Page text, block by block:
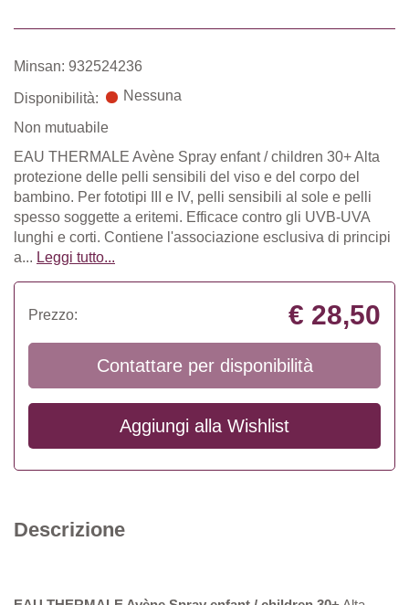
Minsan: 932524236
Disponibilità: Nessuna
Non mutuabile
EAU THERMALE Avène Spray enfant / children 30+ Alta
protezione delle pelli sensibili del viso e del corpo del
bambino. Per fototipi III e IV, pelli sensibili al sole e pelli
spesso soggette a eritemi. Efficace contro gli UVB-UVA
lunghi e corti. Contiene l'associazione esclusiva di principi
a... Leggi tutto...
Prezzo: € 28,50
Contattare per disponibilità
Aggiungi alla Wishlist
Descrizione